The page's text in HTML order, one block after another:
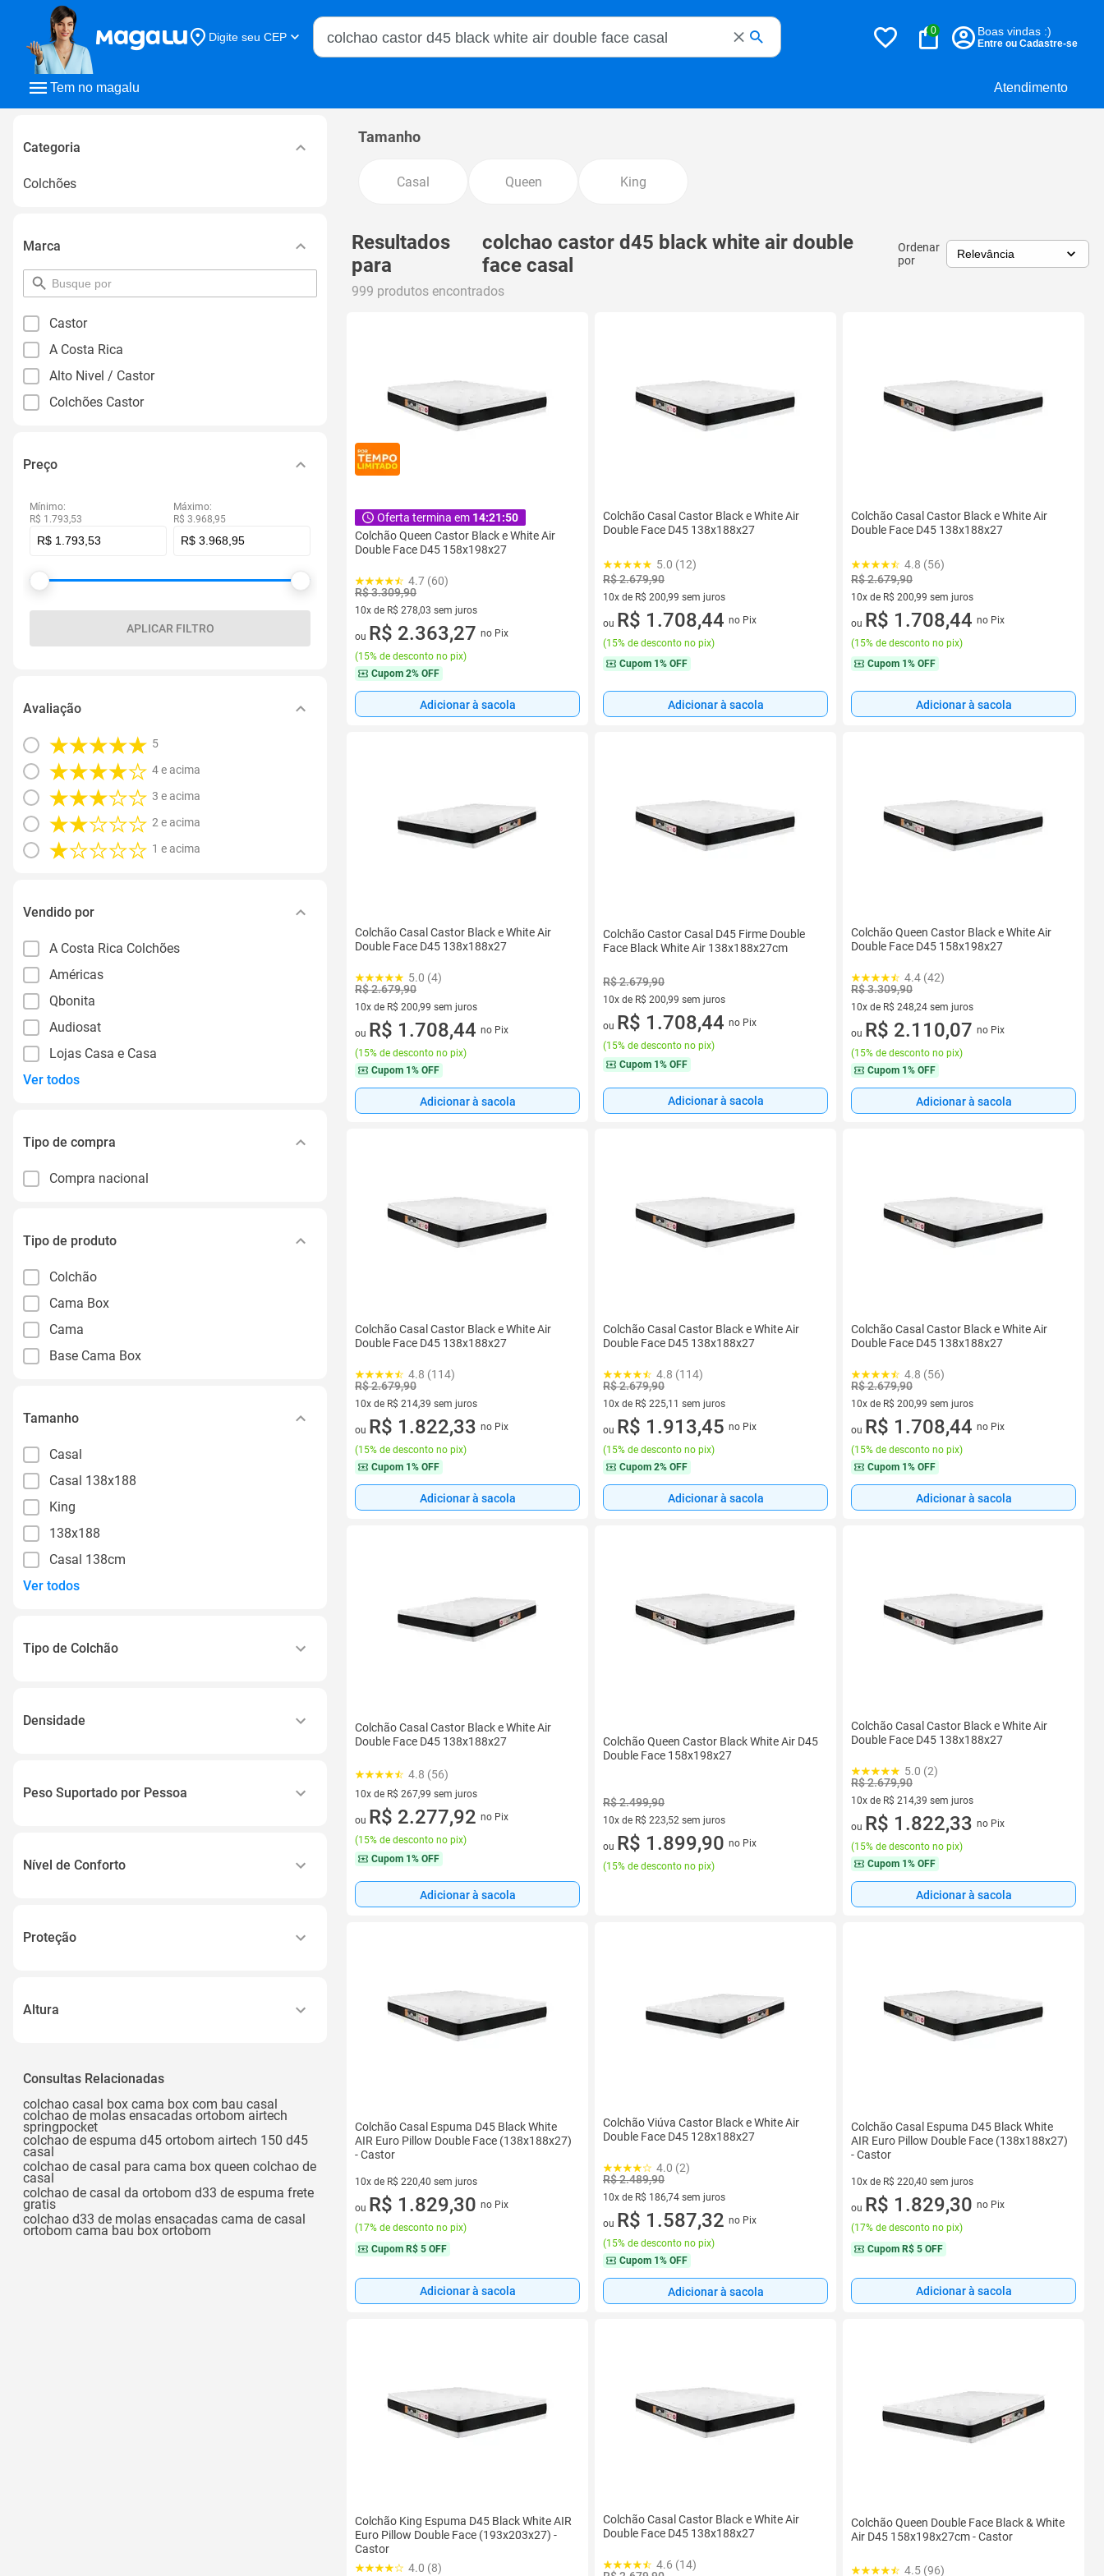
Tem no magalu Atendimento
Digite seu CEP
Buscar no Magalu
0 Boas vindas :)
Entre ou Cadastre-se
Categoria
Colchões
Marca
pesquisar
por
Castor
A Costa Rica
Alto Nivel / Castor
Colchões Castor
Preço
Mínimo:
R$ 1.793,53
Máximo:
R$ 3.968,95
APLICAR FILTRO
Avaliação
5
4 e acima
3 e acima
2 e acima
1 e acima
Vendido por
A Costa Rica Colchões
Américas
Qbonita
Audiosat
Lojas Casa e Casa
Ver todos
Tipo de compra
Compra nacional
Tipo de produto
Colchão
Cama Box
Cama
Base Cama Box
Tamanho
Casal
Casal 138x188
King
138x188
Casal 138cm
Ver todos
Tipo de Colchão
Densidade
Peso Suportado por Pessoa
Nível de Conforto
Proteção
Malha 3d
Ver todos
Altura
36 Cm
Consultas Relacionadas
colchao casal box cama box com bau casal
colchao de molas ensacadas ortobom airtech
springpocket
colchao de espuma d45 ortobom airtech 150 d45
casal
colchao de casal para cama box queen colchao de
casal
colchao de casal da ortobom d33 de espuma frete
gratis
colchao d33 de molas ensacadas cama de casal
ortobom cama bau box ortobom
Tamanho
Casal Queen King
Resultados
para
colchao castor d45 black white air double
face casal
Ordenar
por
999 produtos encontrados
Oferta termina em 14:21:50
Colchão Queen Castor Black e White Air
Double Face D45 158x198x27
4.7 (60)
R$ 3.309,90
10x de R$ 278,03 sem juros
10 vez de R$ 278,03 sem juros
ou R$ 2.363,27 no Pix
(15% de desconto no pix)
Cupom 2% OFF
Adicionar à sacola
Colchão Casal Castor Black e White Air
Double Face D45 138x188x27
5.0 (12)
R$ 2.679,90
10x de R$ 200,99 sem juros
10 vez de R$ 200,99 sem juros
ou R$ 1.708,44 no Pix
(15% de desconto no pix)
Cupom 1% OFF
Adicionar à sacola
Colchão Casal Castor Black e White Air
Double Face D45 138x188x27
4.8 (56)
R$ 2.679,90
10x de R$ 200,99 sem juros
10 vez de R$ 200,99 sem juros
ou R$ 1.708,44 no Pix
(15% de desconto no pix)
Cupom 1% OFF
Adicionar à sacola
Colchão Casal Castor Black e White Air
Double Face D45 138x188x27
5.0 (4)
R$ 2.679,90
10x de R$ 200,99 sem juros
10 vez de R$ 200,99 sem juros
ou R$ 1.708,44 no Pix
(15% de desconto no pix)
Cupom 1% OFF
Adicionar à sacola
Colchão Castor Casal D45 Firme Double
Face Black White Air 138x188x27cm
R$ 2.679,90
10x de R$ 200,99 sem juros
10 vez de R$ 200,99 sem juros
ou R$ 1.708,44 no Pix
(15% de desconto no pix)
Cupom 1% OFF
Adicionar à sacola
Colchão Queen Castor Black e White Air
Double Face D45 158x198x27
4.4 (42)
R$ 3.309,90
10x de R$ 248,24 sem juros
10 vez de R$ 248,24 sem juros
ou R$ 2.110,07 no Pix
(15% de desconto no pix)
Cupom 1% OFF
Adicionar à sacola
Colchão Casal Castor Black e White Air
Double Face D45 138x188x27
4.8 (114)
R$ 2.679,90
10x de R$ 214,39 sem juros
10 vez de R$ 214,39 sem juros
ou R$ 1.822,33 no Pix
(15% de desconto no pix)
Cupom 1% OFF
Adicionar à sacola
Colchão Casal Castor Black e White Air
Double Face D45 138x188x27
4.8 (114)
R$ 2.679,90
10x de R$ 225,11 sem juros
10 vez de R$ 225,11 sem juros
ou R$ 1.913,45 no Pix
(15% de desconto no pix)
Cupom 2% OFF
Adicionar à sacola
Colchão Casal Castor Black e White Air
Double Face D45 138x188x27
4.8 (56)
R$ 2.679,90
10x de R$ 200,99 sem juros
10 vez de R$ 200,99 sem juros
ou R$ 1.708,44 no Pix
(15% de desconto no pix)
Cupom 1% OFF
Adicionar à sacola
Colchão Casal Castor Black e White Air
Double Face D45 138x188x27
4.8 (56)
10x de R$ 267,99 sem juros
10 vez de R$ 267,99 sem juros
ou R$ 2.277,92 no Pix
(15% de desconto no pix)
Cupom 1% OFF
Adicionar à sacola
Colchão Queen Castor Black White Air D45
Double Face 158x198x27
R$ 2.499,90
10x de R$ 223,52 sem juros
10 vez de R$ 223,52 sem juros
ou R$ 1.899,90 no Pix
(15% de desconto no pix)
Colchão Casal Castor Black e White Air
Double Face D45 138x188x27
5.0 (2)
R$ 2.679,90
10x de R$ 214,39 sem juros
10 vez de R$ 214,39 sem juros
ou R$ 1.822,33 no Pix
(15% de desconto no pix)
Cupom 1% OFF
Adicionar à sacola
Colchão Casal Espuma D45 Black White
AIR Euro Pillow Double Face (138x188x27)
- Castor
10x de R$ 220,40 sem juros
10 vez de R$ 220,40 sem juros
ou R$ 1.829,30 no Pix
(17% de desconto no pix)
Cupom R$ 5 OFF
Adicionar à sacola
Colchão Viúva Castor Black e White Air
Double Face D45 128x188x27
4.0 (2)
R$ 2.489,90
10x de R$ 186,74 sem juros
10 vez de R$ 186,74 sem juros
ou R$ 1.587,32 no Pix
(15% de desconto no pix)
Cupom 1% OFF
Adicionar à sacola
Colchão Casal Espuma D45 Black White
AIR Euro Pillow Double Face (138x188x27)
- Castor
10x de R$ 220,40 sem juros
10 vez de R$ 220,40 sem juros
ou R$ 1.829,30 no Pix
(17% de desconto no pix)
Cupom R$ 5 OFF
Adicionar à sacola
Colchão King Espuma D45 Black White AIR
Euro Pillow Double Face (193x203x27) -
Castor
4.0 (8)
Colchão Casal Castor Black e White Air
Double Face D45 138x188x27
4.6 (14)
Colchão Queen Double Face Black & White
Air D45 158x198x27cm - Castor
4.5 (96)